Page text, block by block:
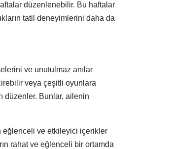
düzenlenebilir. Bu haftalar
tatil deneyimlerini daha da
ve unutulmaz anılar
veya çeşitli oyunlara
düzenler. Bunlar, ailenin
eğlenceli ve etkileyici içerikler
rahat ve eğlenceli bir ortamda